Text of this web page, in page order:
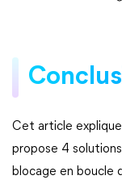
Cet article
propose 4
blocage en boucle